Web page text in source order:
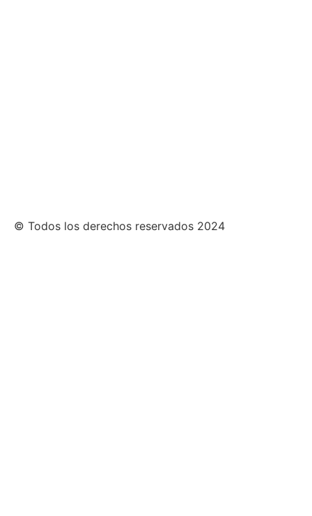
© Todos los derechos reservados 2024